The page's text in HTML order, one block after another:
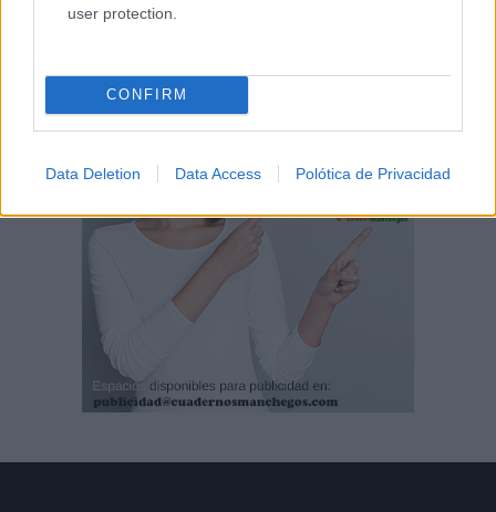
user protection.
CONFIRM
Data Deletion Data Access Polótica de Privacidad